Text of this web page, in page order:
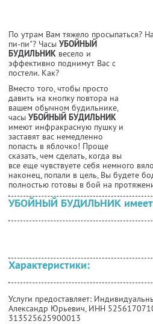
По утрам Вам тяжело просыпаться?
пи-пи"? Часы УБОЙНЫЙ
БУДИЛЬНИК весело и
эффективно поднимут Вас с
постели. Как?
Вместо того, чтобы просто
давить на кнопку повтора на
вашем обычном будильнике,
часы УБОЙНЫЙ БУДИЛЬНИК
имеют инфракрасную пушку и
заставят вас немедленно
попасть в яблочко! Проще
сказать, чем сделать, когда вы
все еще чувствуете себя немного
наконец, попали в цель, Вы будете
полностью готовы в бой на
УБОЙНЫЙ БУДИЛЬНИК имеет
Характеристики:
Услуги предоставляет:
Александр Юрьевич, ИНН
313525625900013